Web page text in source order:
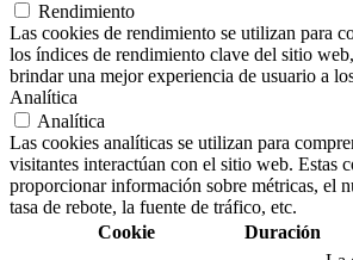
Rendimiento
Las cookies de rendimiento se utilizan para
los índices de rendimiento clave del sitio
brindar una mejor experiencia de usuario a
Analítica
Analítica
Las cookies analíticas se utilizan para
visitantes interactúan con el sitio web. Estas
proporcionar información sobre métricas, el
tasa de rebote, la fuente de tráfico, etc.
Cookie
Duración